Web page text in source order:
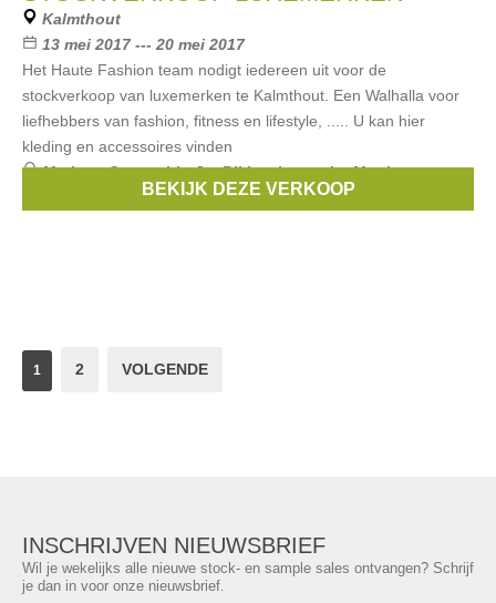
Kalmthout
13 mei 2017 --- 20 mei 2017
Het Haute Fashion team nodigt iedereen uit voor de
stockverkoop van luxemerken te Kalmthout. Een Walhalla voor
liefhebbers van fashion, fitness en lifestyle, ..... U kan hier
kleding en accessoires vinden
Merken:Guess,Liu Jo,Bikkembergs,La Martina,
BEKIJK DEZE VERKOOP
1 2 VOLGENDE
INSCHRIJVEN NIEUWSBRIEF
Wil je wekelijks alle nieuwe stock- en sample sales ontvangen? Schrijf
je dan in voor onze nieuwsbrief.